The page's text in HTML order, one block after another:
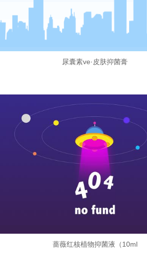
尿囊素ve·皮肤抑菌膏
蔷薇红核植物抑菌液（10ml